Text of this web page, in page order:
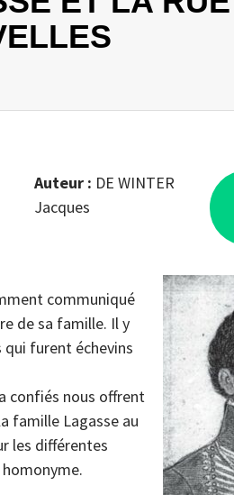
Auteur : DE WINTER
Jacques
communiqué
de sa famille. Il y
furent échevins
confiés nous offrent
famille Lagasse au
les différentes